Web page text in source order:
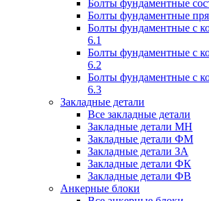
Болты фундаментные
Болты фундаментные
Болты фундаментные с
6.1
Болты фундаментные с
6.2
Болты фундаментные с
6.3
Закладные детали
Все закладные детали
Закладные детали МН
Закладные детали ФМ
Закладные детали ЗА
Закладные детали ФК
Закладные детали ФВ
Анкерные блоки